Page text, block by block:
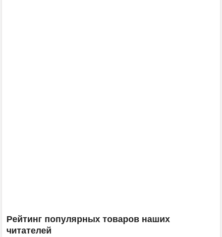
Рейтинг популярных товаров наших
читателей